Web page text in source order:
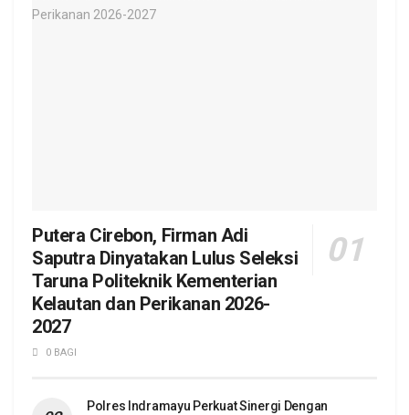
Putera Cirebon, Firman Adi
Saputra Dinyatakan Lulus Seleksi
Taruna Politeknik Kementerian
Kelautan dan Perikanan 2026-
2027
0 BAGI
Polres Indramayu Perkuat Sinergi Dengan